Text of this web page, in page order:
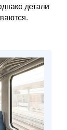
детали